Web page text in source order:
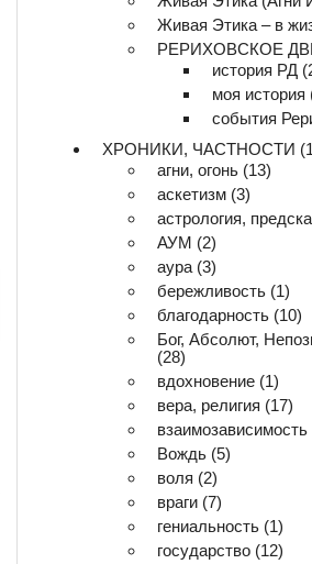
Живая Этика – в
РЕРИХОВСКОЕ
история РД
моя история
события
ХРОНИКИ, ЧАСТНОСТИ
агни, огонь (13)
аскетизм (3)
астрология,
АУМ (2)
аура (3)
бережливость (1)
благодарность (10)
Бог, Абсолют,
(28)
вдохновение (1)
вера, религия (17)
взаимозависимость
Вождь (5)
воля (2)
враги (7)
гениальность (1)
государство (12)